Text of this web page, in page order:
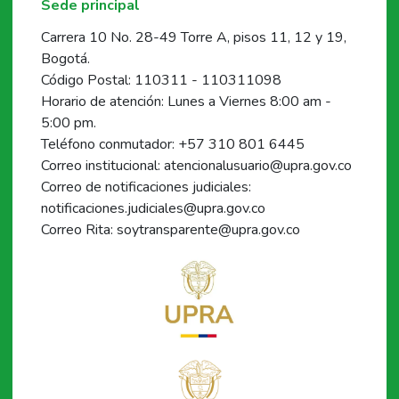
Sede principal
Carrera 10 No. 28-49 Torre A, pisos 11, 12 y 19,
Bogotá.
Código Postal: 110311 - 110311098
Horario de atención: Lunes a Viernes 8:00 am -
5:00 pm.
Teléfono conmutador: +57 310 801 6445
Correo institucional: atencionalusuario@upra.gov.co
Correo de notificaciones judiciales:
notificaciones.judiciales@upra.gov.co
Correo Rita: soytransparente@upra.gov.co